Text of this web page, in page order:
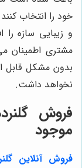
خود را انتخاب
و زیبایی سازه را
مشتری اطمینان
بدون مشکل قابل
نخواهد داشت.
فروش
موجود
فروش آنلاین